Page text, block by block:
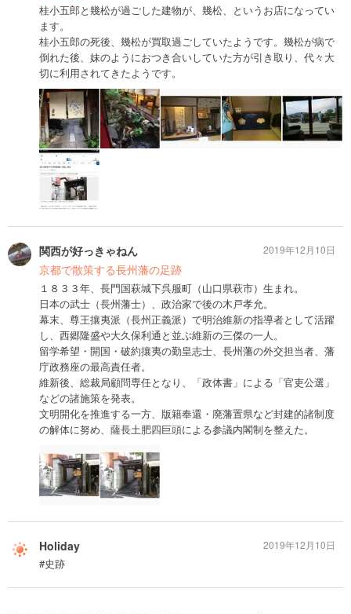
桂小五郎と幾松が過ごした建物が、幾松、というお店になってい
ます。
桂小五郎の死後、幾松が買取過ごしていたようです。幾松が病で
倒れた後、妹のようにおつき合いしていた方が引き取り、代々大
切に利用されてきたようです。
関西が好っきゃねん
京都で散策する長州藩の足跡
１８３３年、長門国萩城下呉服町（山口県萩市）生まれ。
日本の武士（長州藩士）、政治家で後の木戸孝允。
幕末、尊王攘夷派（長州正義派）で明治維新の指導者として活躍
し、西郷隆盛や大久保利通と並ぶ維新の三傑の一人。
留学希望・開国・破約攘夷の勤皇志士、長州藩の外交担当者、藩
庁政務座の最高責任者。
維新後、総裁局顧問専任となり、「政体書」による「官吏公選」
などの諸施策を発表。
文明開化を推進する一方、版籍奉還・廃藩置県など封建的諸制度
の解体に努め、薩長土肥四巨頭による参議内閣制を整えた。
2019年12月10日
Holiday
#史跡
2019年12月10日